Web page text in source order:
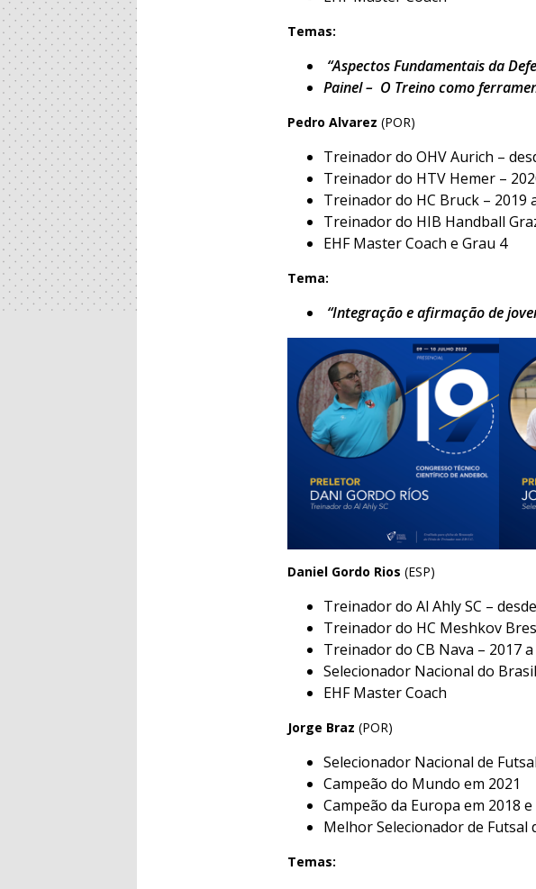
Temas:
“Aspectos Fundamentais da
Painel – O Treino como
Pedro Alvarez(POR)
Treinador do OHV Aurich –
Treinador do HTV Hemer –
Treinador do HC Bruck – 2019
Treinador do HIB Handball
EHF Master Coach e Grau 4
Tema:
“Integração e afirmação de
Daniel Gordo Rios (ESP)
Treinador do Al Ahly SC –
Treinador do HC Meshkov
Treinador do CB Nava – 2017 a
Selecionador Nacional do
EHF Master Coach
Jorge Braz (POR)
Selecionador Nacional de Futsal
Campeão do Mundo em 2021
Campeão da Europa em 2018 e
Melhor Selecionador de Futsal
Temas: